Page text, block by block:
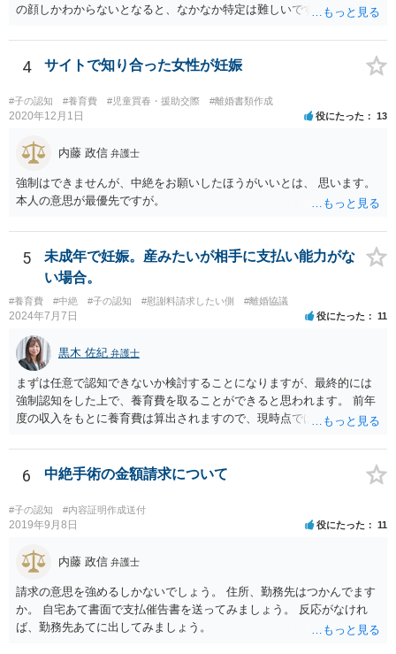
の顔しかわからないとなると、なかなか特定は難しいですね。 お役に
4 サイトで知り合った女性が妊娠
#子の認知 #養育費 #児童買春・援助交際 #離婚書類作成
2020年12月1日 役にたった 13
内藤 政信 弁護士
強制はできませんが、中絶をお願いしたほうがいいとは、 思います。
本人の意思が最優先ですが。
5
未成年で妊娠。産みたいが相手に支払い能力がな
い場合。
#養育費 #中絶 #子の認知 #慰謝料請求したい側 #離婚協議
2024年7月7日 役にたった 11
黒木 佐紀 弁護士
まずは任意で認知できないか検討することになりますが、最終的には
強制認知をした上で、養育費を取ることができると思われます。 前年
度の収入をもとに養育費は算出されますので、現時点では少額しか取
育費の増額調停を起こすこともできます。 仮に中絶する場合でも、相
手方が妊娠について話し合いをしっかりしてくれない場合には、慰謝
関わりが不可欠となると思われますので、一度話し合った上で、法律
事務所へ早めのご相談をされたほうがよろしいかと思います。
6 中絶手術の金額請求について
#子の認知 #内容証明作成送付
2019年9月8日 役にたった 11
内藤 政信 弁護士
請求の意思を強めるしかないでしょう。 住所、勤務先はつかんでます
か。 自宅あて書面で支払催告書を送ってみましょう。 反応がなけれ
ば、勤務先あてに出してみましょう。